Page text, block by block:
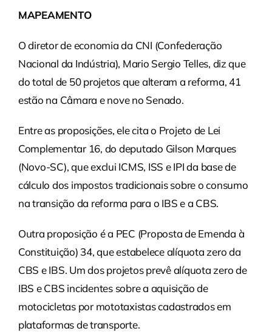
MAPEAMENTO
O diretor de economia da CNI (Confederação
Nacional da Indústria), Mario Sergio Telles, diz que
do total de 50 projetos que alteram a reforma, 41
estão na Câmara e nove no Senado.
Entre as proposições, ele cita o Projeto de Lei
Complementar 16, do deputado Gilson Marques
(Novo-SC), que exclui ICMS, ISS e IPI da base de
cálculo dos impostos tradicionais sobre o consumo
na transição da reforma para o IBS e a CBS.
Outra proposição é a PEC (Proposta de Emenda à
Constituição) 34, que estabelece alíquota zero da
CBS e IBS. Um dos projetos prevê alíquota zero de
IBS e CBS incidentes sobre a aquisição de
motocicletas por mototaxistas cadastrados em
plataformas de transporte.